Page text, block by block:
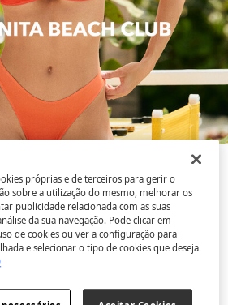
de banho que é pura
na alegria dos dias ao sol. Com
originais franzidos e detalhes
contrastar. Tons vivos que
e otimismo, para celebrares
próprias e de terceiros para gerir o
sobre a utilização do mesmo, melhorar os
publicidade relacionada com as suas
da sua navegação. Pode clicar em
de cookies ou ver a configuração para
e selecionar o tipo de cookies que deseja